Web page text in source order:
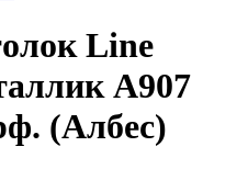
Line
А907
(Албес)